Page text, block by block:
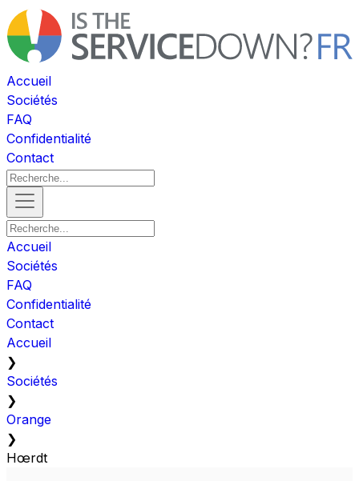
Accueil
Sociétés
FAQ
Confidentialité
Contact
Accueil
Sociétés
FAQ
Confidentialité
Contact
Accueil
❯
Sociétés
❯
Orange
❯
Hœrdt